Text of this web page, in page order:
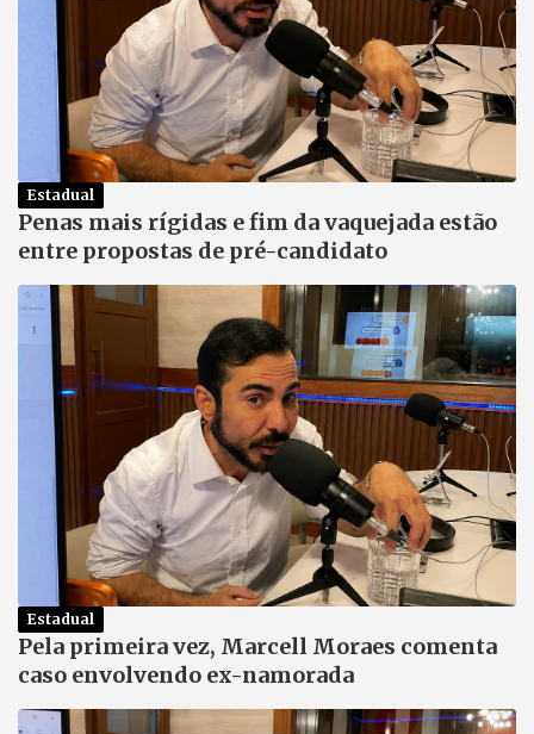
Estadual
Penas mais rígidas e fim da vaquejada estão
entre propostas de pré-candidato
Estadual
Pela primeira vez, Marcell Moraes comenta
caso envolvendo ex-namorada